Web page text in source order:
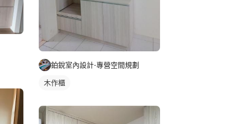
鉑銳室內設計-專營空間規劃
木作櫃